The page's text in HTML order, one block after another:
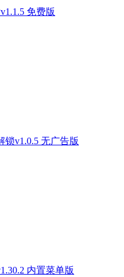
免费版
v1.0.5 无广告版
内置菜单版